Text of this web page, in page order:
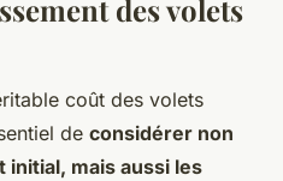
des volets
coût des volets
de considérer non
mais aussi les